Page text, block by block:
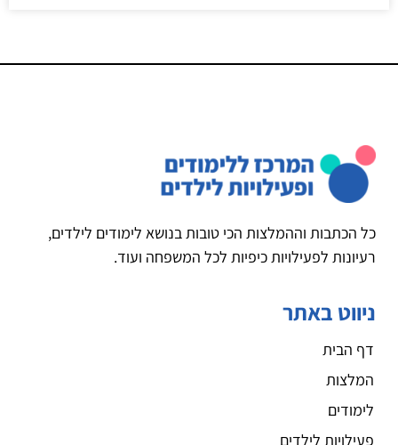
כל הכתבות וההמלצות הכי טובות בנושא לימודים לילדים,
רעיונות לפעילויות כיפיות לכל המשפחה ועוד.
ניווט באתר
דף הבית
המלצות
לימודים
פעילויות לילדים